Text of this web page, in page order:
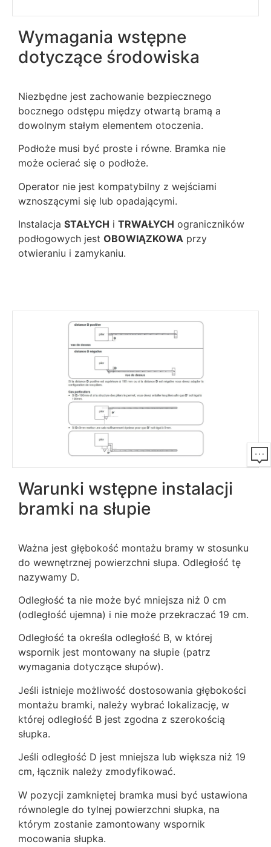
Wymagania wstępne
dotyczące środowiska
Niezbędne jest zachowanie bezpiecznego
bocznego odstępu między otwartą bramą a
dowolnym stałym elementem otoczenia.
Podłoże musi być proste i równe. Bramka nie
może ocierać się o podłoże.
Operator nie jest kompatybilny z wejściami
wznoszącymi się lub opadającymi.
Instalacja STAŁYCH i TRWAŁYCH ograniczników
podłogowych jest OBOWIĄZKOWA przy
otwieraniu i zamykaniu.
Warunki wstępne instalacji
bramki na słupie
Ważna jest głębokość montażu bramy w stosunku
do wewnętrznej powierzchni słupa. Odległość tę
nazywamy D.
Odległość ta nie może być mniejsza niż 0 cm
(odległość ujemna) i nie może przekraczać 19 cm.
Odległość ta określa odległość B, w której
wspornik jest montowany na słupie (patrz
wymagania dotyczące słupów).
Jeśli istnieje możliwość dostosowania głębokości
montażu bramki, należy wybrać lokalizację, w
której odległość B jest zgodna z szerokością
słupka.
Jeśli odległość D jest mniejsza lub większa niż 19
cm, łącznik należy zmodyfikować.
W pozycji zamkniętej bramka musi być ustawiona
równolegle do tylnej powierzchni słupka, na
którym zostanie zamontowany wspornik
mocowania słupka.